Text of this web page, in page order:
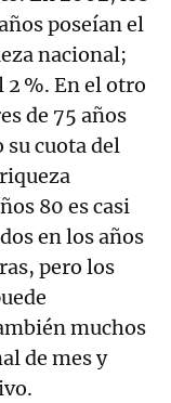
poseían el
nacional;
2 %. En el otro
de 75 años
su cuota del
80 es casi
en los años
pero los
muchos
de mes y